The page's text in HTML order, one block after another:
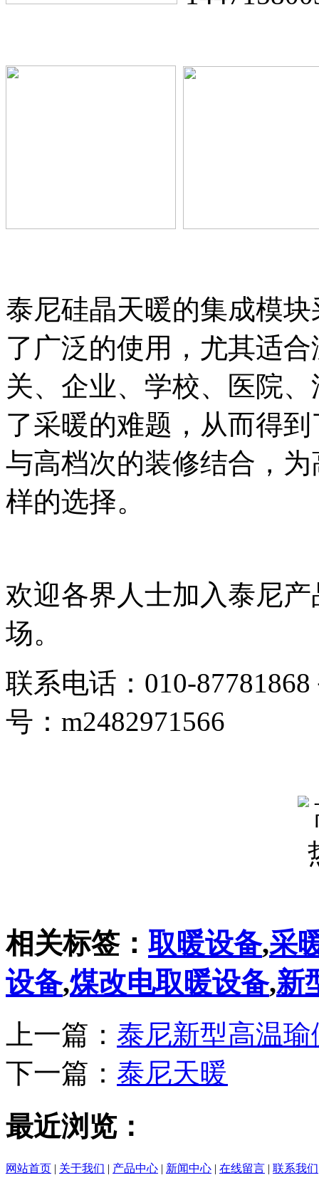
泰尼硅晶天暖的集成模
了广泛的使用，尤其适
关、企业、学校、医院
了采暖的难题，从而得
与高档次的装修结合，
样的选择。
欢迎各界人士加入泰尼
场。
联系电话：010-
号：m2482971566
相关标签： 取暖设备,采
设备,煤改电取暖设备,新
上一篇： 泰尼新型高温
下一篇： 泰尼天暖
最近浏览：
网站首页 | 关于我们 | 产品中心 | 新闻中心 | 在线留言 | 联系我们